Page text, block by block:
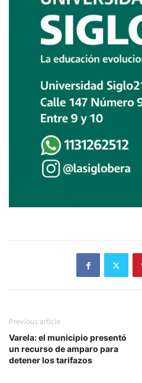
Previous article
Varela: el municipio presentó
un recurso de amparo para
detener los tarifazos